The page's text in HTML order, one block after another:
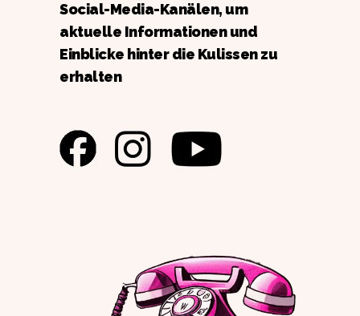
Social-Media-Kanälen, um
aktuelle Informationen und
Einblicke hinter die Kulissen zu
erhalten